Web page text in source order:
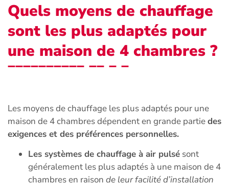
Quels moyens de chauffage
sont les plus adaptés pour
une maison de 4 chambres ?
Les moyens de chauffage les plus adaptés pour une
maison de 4 chambres dépendent en grande partiedes
exigences et des préférences personnelles.
Les systèmes de chauffage à air pulsé sont
généralement les plus adaptés à une maison de 4
chambres en raison de leur facilité d’installation